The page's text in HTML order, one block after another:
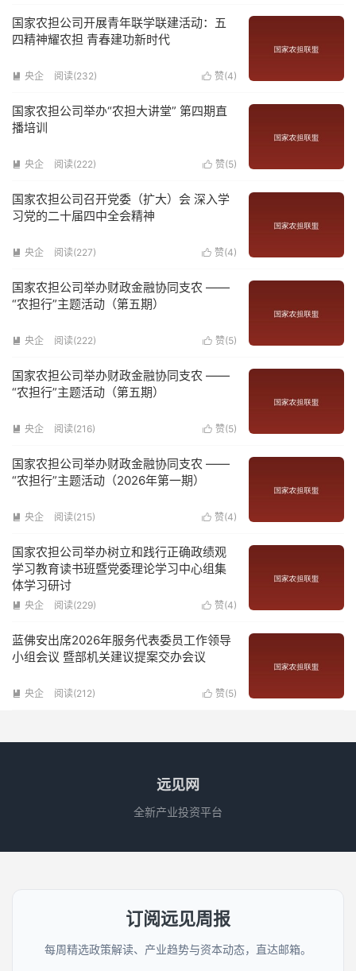
国家农担公司开展青年联学联建活动：五
四精神耀农担 青春建功新时代
 赞(4)
 央企 阅读(232)
国家农担公司举办“农担大讲堂” 第四期直
播培训
 赞(5)
 央企 阅读(222)
国家农担公司召开党委（扩大）会 深入学
习党的二十届四中全会精神
 赞(4)
 央企 阅读(227)
国家农担公司举办财政金融协同支农 ——
“农担行”主题活动（第五期）
 赞(5)
 央企 阅读(222)
国家农担公司举办财政金融协同支农 ——
“农担行”主题活动（第五期）
 赞(5)
 央企 阅读(216)
国家农担公司举办财政金融协同支农 ——
“农担行”主题活动（2026年第一期）
 赞(4)
 央企 阅读(215)
国家农担公司举办树立和践行正确政绩观
学习教育读书班暨党委理论学习中心组集
体学习研讨
 赞(4)
 央企 阅读(229)
蓝佛安出席2026年服务代表委员工作领导
小组会议 暨部机关建议提案交办会议
 赞(5)
 央企 阅读(212)
远见网
全新产业投资平台
订阅远见周报
每周精选政策解读、产业趋势与资本动态，直达邮箱。